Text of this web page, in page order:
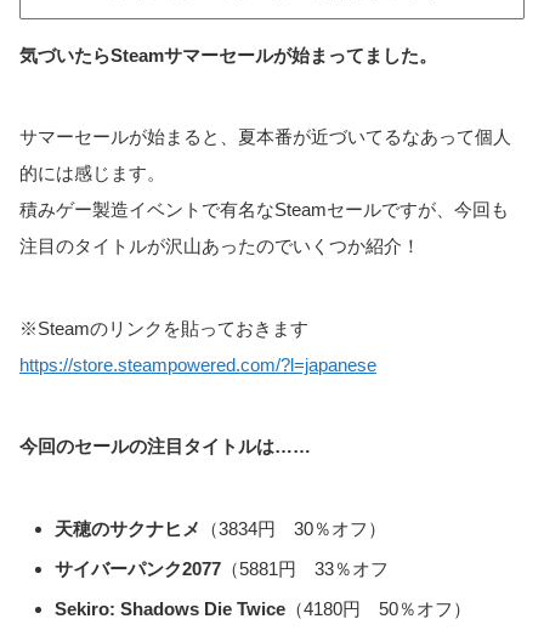
気づいたらSteamサマーセールが始まってました。
サマーセールが始まると、夏本番が近づいてるなあって個人
的には感じます。
積みゲー製造イベントで有名なSteamセールですが、今回も
注目のタイトルが沢山あったのでいくつか紹介！
※Steamのリンクを貼っておきます
https://store.steampowered.com/?l=japanese
今回のセールの注目タイトルは……
天穂のサクナヒメ
（3834円 30％オフ）
サイバーパンク2077 （5881円 33％オフ
Sekiro: Shadows Die Twice （4180円 50％オフ）